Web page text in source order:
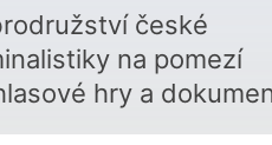
české
na pomezí
hry a